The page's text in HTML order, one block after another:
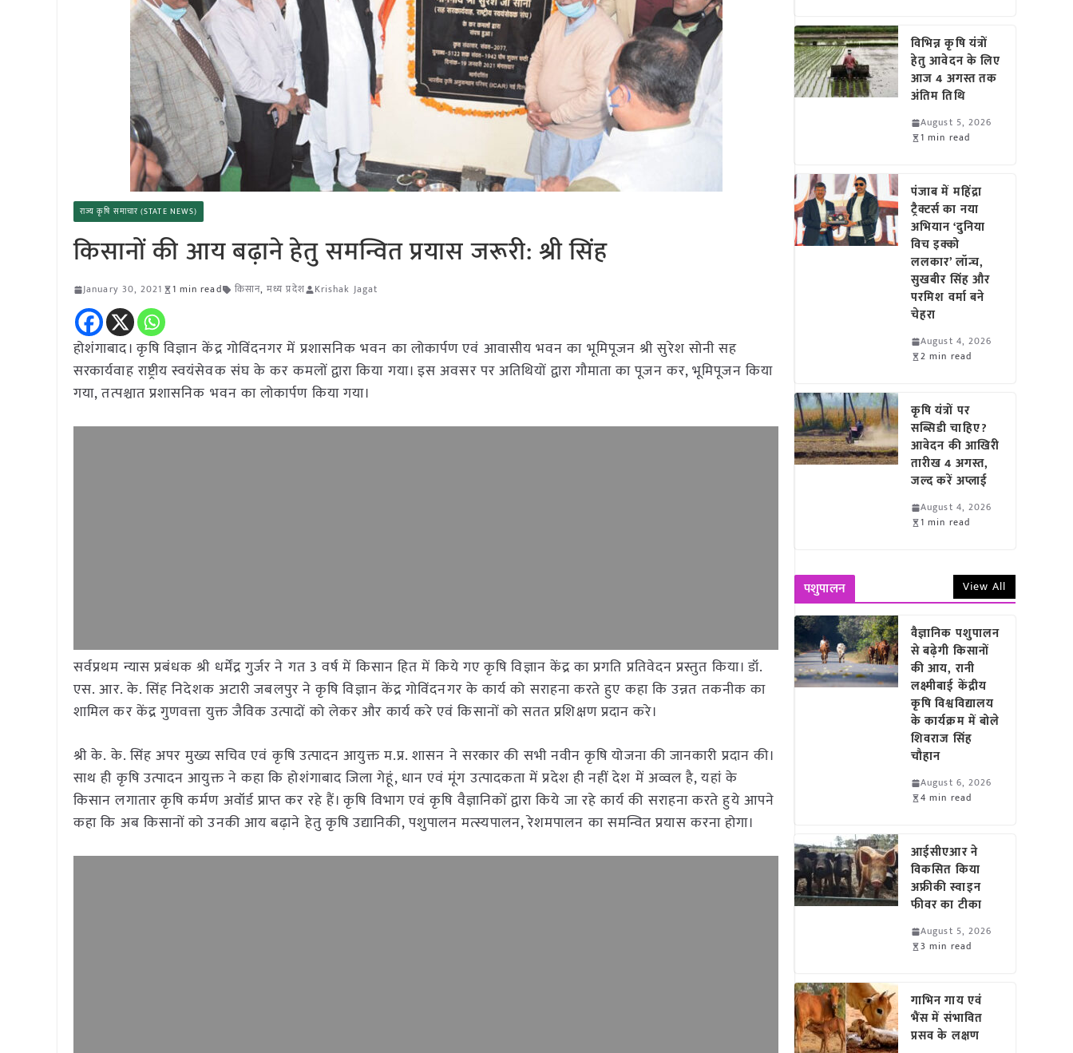
राज्य कृषि समाचार (STATE NEWS)
किसानों की आय बढ़ाने हेतु समन्वित प्रयास जरूरी: श्री सिंह
January 30, 2021 1 min read किसान,मध्य प्रदेश Krishak Jagat
होशंगाबाद। कृषि विज्ञान केंद्र गोविंदनगर में प्रशासनिक भवन का लोकार्पण एवं आवासीय भवन का भूमिपूजन श्री सुरेश सोनी सह
सरकार्यवाह राष्ट्रीय स्वयंसेवक संघ के कर कमलों द्वारा किया गया। इस अवसर पर अतिथियों द्वारा गौमाता का पूजन कर, भूमिपूजन किया
गया, तत्पश्चात प्रशासनिक भवन का लोकार्पण किया गया।
सर्वप्रथम न्यास प्रबंधक श्री धर्मेंद्र गुर्जर ने गत 3 वर्ष में किसान हित में किये गए कृषि विज्ञान केंद्र का प्रगति प्रतिवेदन प्रस्तुत किया। डॉ.
एस. आर. के. सिंह निदेशक अटारी जबलपुर ने कृषि विज्ञान केंद्र गोविंदनगर के कार्य को सराहना करते हुए कहा कि उन्नत तकनीक का
शामिल कर केंद्र गुणवत्ता युक्त जैविक उत्पादों को लेकर और कार्य करे एवं किसानों को सतत प्रशिक्षण प्रदान करे।
श्री के. के. सिंह अपर मुख्य सचिव एवं कृषि उत्पादन आयुक्त म.प्र. शासन ने सरकार की सभी नवीन कृषि योजना की जानकारी प्रदान की।
साथ ही कृषि उत्पादन आयुक्त ने कहा कि होशंगाबाद जिला गेहूं, धान एवं मूंग उत्पादकता में प्रदेश ही नहीं देश में अव्वल है, यहां के
किसान लगातार कृषि कर्मण अवॉर्ड प्राप्त कर रहे हैं। कृषि विभाग एवं कृषि वैज्ञानिकों द्वारा किये जा रहे कार्य की सराहना करते हुये आपने
कहा कि अब किसानों को उनकी आय बढ़ाने हेतु कृषि उद्यानिकी, पशुपालन मत्स्यपालन, रेशमपालन का समन्वित प्रयास करना होगा।
विभिन्न कृषि यंत्रों
हेतु आवेदन के लिए
आज 4 अगस्त तक
अंतिम तिथि
August 5, 2026
1 min read
पंजाब में महिंद्रा
ट्रैक्टर्स का नया
अभियान ‘दुनिया
विच इक्को
ललकार’ लॉन्च,
सुखबीर सिंह और
परमिश वर्मा बने
चेहरा
August 4, 2026
2 min read
कृषि यंत्रों पर
सब्सिडी चाहिए?
आवेदन की आखिरी
तारीख 4 अगस्त,
जल्द करें अप्लाई
August 4, 2026
1 min read
पशुपालन View All
वैज्ञानिक पशुपालन
से बढ़ेगी किसानों
की आय, रानी
लक्ष्मीबाई केंद्रीय
कृषि विश्वविद्यालय
के कार्यक्रम में बोले
शिवराज सिंह
चौहान
August 6, 2026
4 min read
आईसीएआर ने
विकसित किया
अफ्रीकी स्वाइन
फीवर का टीका
August 5, 2026
3 min read
गाभिन गाय एवं
भैंस में संभावित
प्रसव के लक्षण